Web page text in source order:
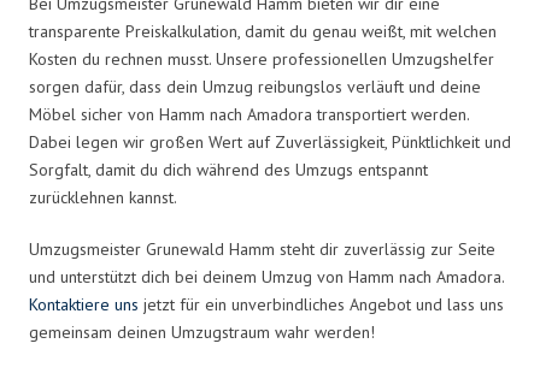
transparente Preiskalkulation, damit du genau weißt, mit welchen
Kosten du rechnen musst. Unsere professionellen Umzugshelfer
sorgen dafür, dass dein Umzug reibungslos verläuft und deine
Möbel sicher von Hamm nach Amadora transportiert werden.
Dabei legen wir großen Wert auf Zuverlässigkeit, Pünktlichkeit und
Sorgfalt, damit du dich während des Umzugs entspannt
zurücklehnen kannst.
Umzugsmeister Grunewald Hamm steht dir zuverlässig zur Seite
und unterstützt dich bei deinem Umzug von Hamm nach Amadora.
Kontaktiere uns jetzt für ein unverbindliches Angebot und lass uns
gemeinsam deinen Umzugstraum wahr werden!